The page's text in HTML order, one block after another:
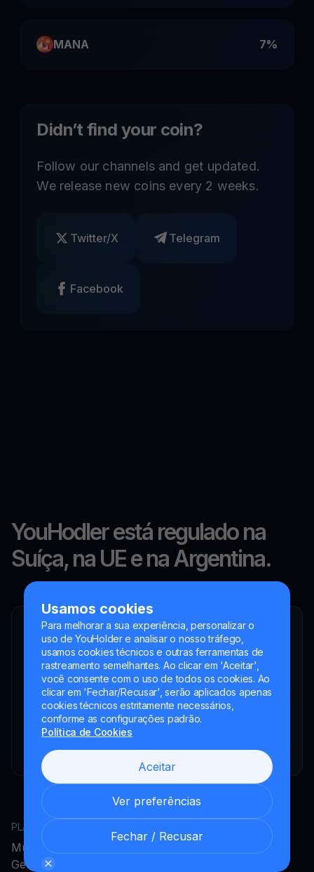
Usamos cookies
Para melhorar a sua experiência, personalizar o
uso de YouHolder e analisar o nosso tráfego,
usamos cookies técnicos e outras ferramentas de
rastreamento semelhantes. Ao clicar em 'Aceitar',
você consente com o uso de todos os cookies. Ao
clicar em 'Fechar/Recusar', serão aplicados apenas
cookies técnicos estritamente necessários,
conforme as configurações padrão.
Política de Cookies
Aceitar
Ver preferências
Fechar / Recusar
MANA 7%
Didn’t find your coin?
Follow our channels and get updated.
We release new coins every 2 weeks.
Twitter/X Telegram
Facebook
YouHodler está regulado na
Suíça, na UE e na Argentina.
YouHodler SA
Intermediário financeiro registrado
YouHodler Italy S.R.L.
Registered as a VASP with the OAM
YouHodler SA
Registrada como VASP no Banco de España
YouHodler SA Sucursal na Argentina.
Registrada como VASP junto à CNV.
PLATAFORMA
MultiHODL
Get Cash
Acerca do YouHodler